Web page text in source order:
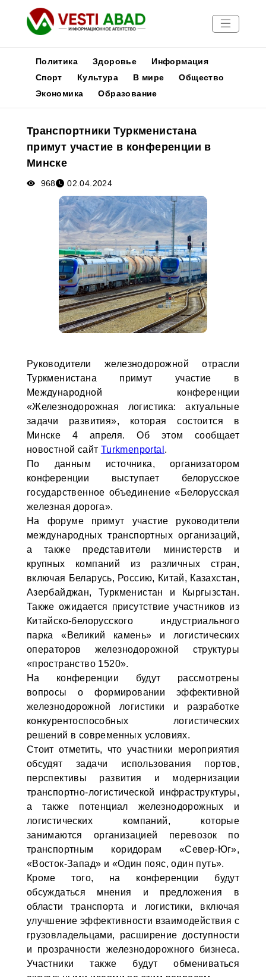
Новости
Медиа
Афиша
Политика Здоровье
Информация
Спорт
Культура В мире
Общество
Экономика
Образование
Транспортники Туркменистана
примут участие в конференции в
Минске
968 02.04.2024
Руководители железнодорожной отрасли
Туркменистана примут участие в
Международной конференции
«Железнодорожная логистика: актуальные
задачи развития», которая состоится в
Минске 4 апреля. Об этом сообщает
новостной сайт Turkmenportal .
По данным источника, организатором
конференции выступает белорусское
государственное объединение «Белорусская
железная дорога».
На форуме примут участие руководители
международных транспортных организаций,
а также представители министерств и
крупных компаний из различных стран,
включая Беларусь, Россию, Китай, Казахстан,
Азербайджан, Туркменистан и Кыргызстан.
Также ожидается присутствие участников из
Китайско-белорусского индустриального
парка «Великий камень» и логистических
операторов железнодорожной структуры
«пространство 1520».
На конференции будут рассмотрены
вопросы о формировании эффективной
железнодорожной логистики и разработке
конкурентоспособных логистических
решений в современных условиях.
Стоит отметить, что участники мероприятия
обсудят задачи использования портов,
перспективы развития и модернизации
транспортно-логистической инфраструктуры,
а также потенциал железнодорожных и
логистических компаний, которые
занимаются организацией перевозок по
транспортным коридорам «Север-Юг»,
«Восток-Запад» и «Один пояс, один путь».
Кроме того, на конференции будут
обсуждаться мнения и предложения в
области транспорта и логистики, включая
улучшение эффективности взаимодействия с
грузовладельцами, расширение доступности
и прозрачности железнодорожного бизнеса.
Участники также будут обмениваться